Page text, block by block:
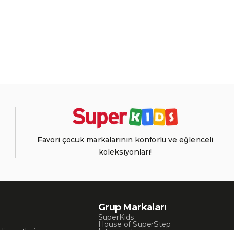
Favori çocuk markalarının konforlu ve eğlenceli
koleksiyonları!
Grup Markaları
SuperKids
House of SuperStep